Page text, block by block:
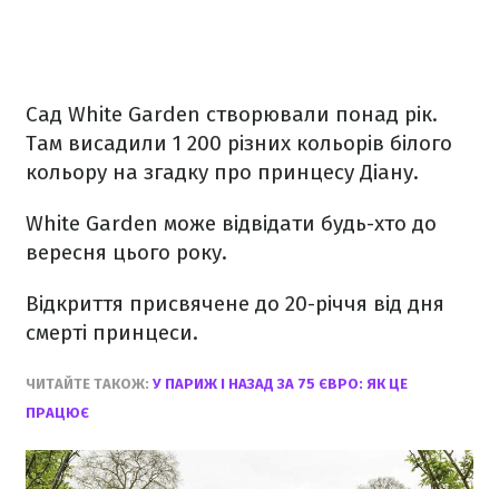
Сад White Garden створювали понад рік.
Там висадили 1 200 різних кольорів білого
кольору на згадку про принцесу Діану.
White Garden може відвідати будь-хто до
вересня цього року.
Відкриття присвячене до 20-річчя від дня
смерті принцеси.
ЧИТАЙТЕ ТАКОЖ: У ПАРИЖ І НАЗАД ЗА 75 ЄВРО: ЯК ЦЕ
ПРАЦЮЄ